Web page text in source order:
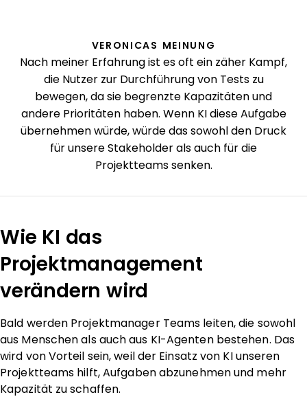
VERONICAS MEINUNG
Nach meiner Erfahrung ist es oft ein zäher Kampf,
die Nutzer zur Durchführung von Tests zu
bewegen, da sie begrenzte Kapazitäten und
andere Prioritäten haben. Wenn KI diese Aufgabe
übernehmen würde, würde das sowohl den Druck
für unsere Stakeholder als auch für die
Projektteams senken.
Wie KI das
Projektmanagement
verändern wird
Bald werden Projektmanager Teams leiten, die sowohl
aus Menschen als auch aus KI-Agenten bestehen. Das
wird von Vorteil sein, weil der Einsatz von KI unseren
Projektteams hilft, Aufgaben abzunehmen und mehr
Kapazität zu schaffen.